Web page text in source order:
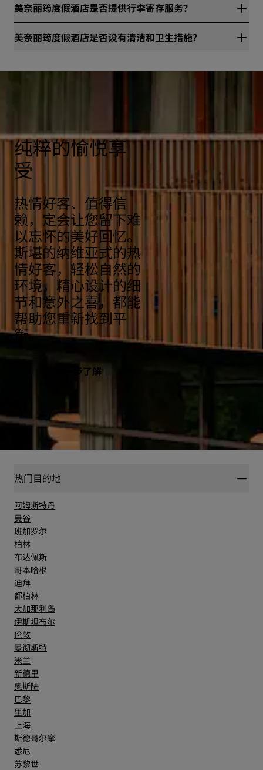
美奈丽筠度假酒店是否提供行李寄存服务？
美奈丽筠度假酒店是否设有清洁和卫生措施？
纯粹的愉悦享
受
热情好客、值得信
赖，定会让您留下难
以忘怀的美好回忆。
斯堪的纳维亚式的热
情好客，轻松自然的
环境，精心设计的细
节和意外之喜，都能
帮助您重新找到平
衡。
进一步了解
热门目的地
阿姆斯特丹
曼谷
班加罗尔
柏林
布达佩斯
哥本哈根
迪拜
都柏林
大加那利岛
伊斯坦布尔
伦敦
曼彻斯特
米兰
新德里
奥斯陆
巴黎
里加
上海
斯德哥尔摩
悉尼
苏黎世